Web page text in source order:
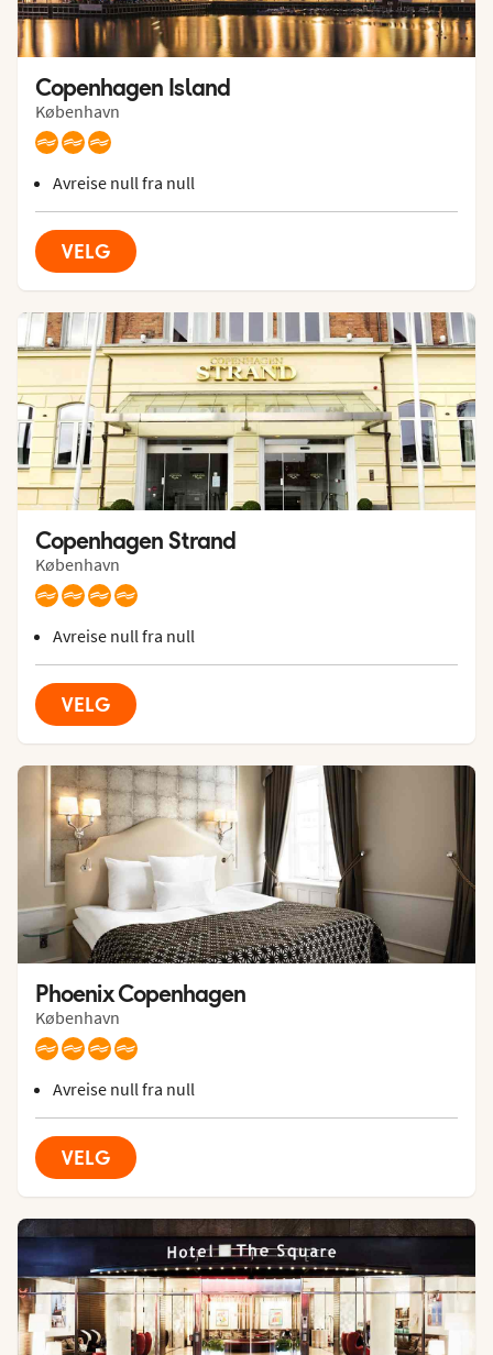
Copenhagen Island
København
Avreise null fra null
VELG
Copenhagen Strand
København
Avreise null fra null
VELG
Phoenix Copenhagen
København
Avreise null fra null
VELG